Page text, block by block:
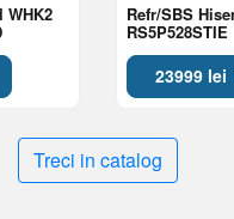
WHK2 Refr/SBS
RS5P528STIE
23999 lei
Treci in catalog